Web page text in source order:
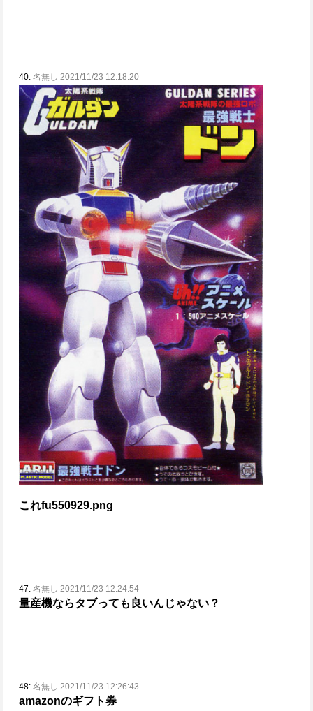
40: 名無し 2021/11/23 12:18:20
これfu550929.png
47: 名無し 2021/11/23 12:24:54
量産機ならタブっても良いんじゃない？
48: 名無し 2021/11/23 12:26:43
amazonのギフト券